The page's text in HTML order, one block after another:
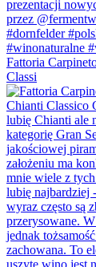
Fattoria
Classi